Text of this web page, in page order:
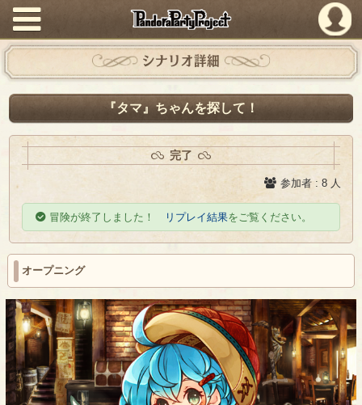
PandoraPartyProject
シナリオ詳細
『タマ』ちゃんを探して！
完了
参加者 : 8 人
冒険が終了しました！ リプレイ結果をご覧ください。
オープニング